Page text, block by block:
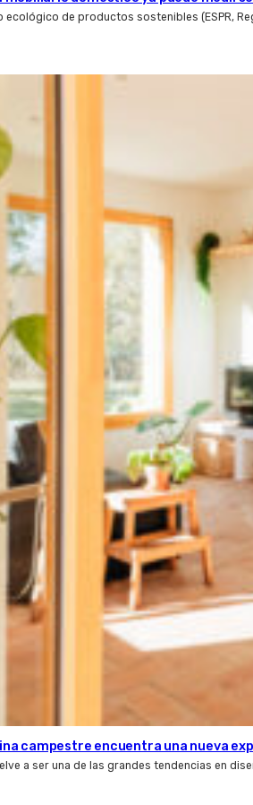
ecológico de productos sostenibles (ESPR,
campestre encuentra una nueva
a ser una de las grandes tendencias en